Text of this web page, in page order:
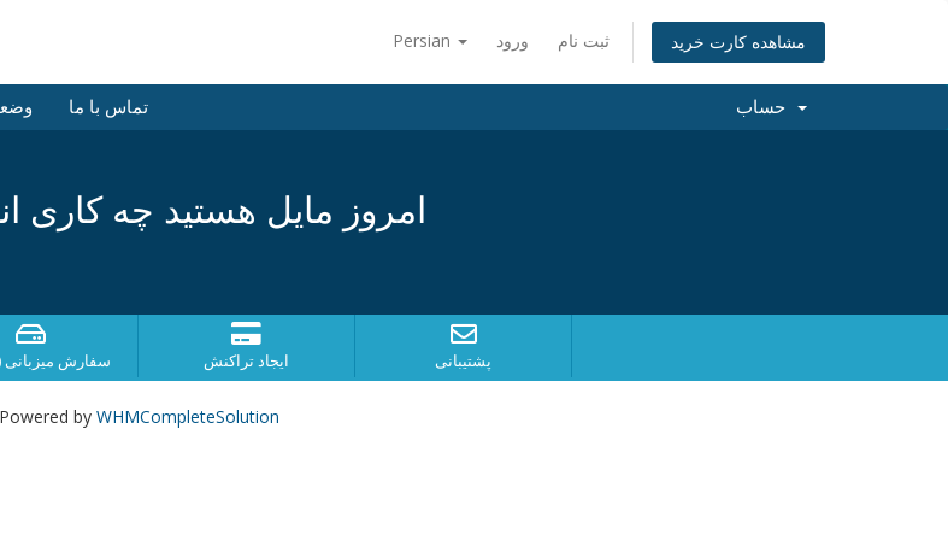
Persian ورود ثبت نام مشاهده کارت خرید
تماس با ما
امروز مایل هستید چه کاری
سفارش ایجاد تراکنش پشتیبانی
Powered by WHMCompleteSolution